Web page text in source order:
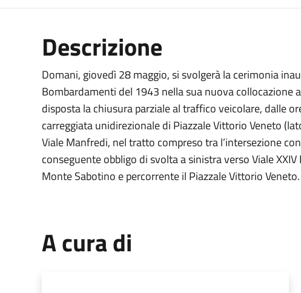
Descrizione
Domani, giovedì 28 maggio, si svolgerà la cerimonia
Bombardamenti del 1943 nella sua nuova collocazione
disposta la chiusura parziale al traffico veicolare, dalle
carreggiata unidirezionale di Piazzale Vittorio Veneto
Viale Manfredi, nel tratto compreso tra l’intersezione
conseguente obbligo di svolta a sinistra verso Viale
Monte Sabotino e percorrente il Piazzale Vittorio Veneto.
A cura di